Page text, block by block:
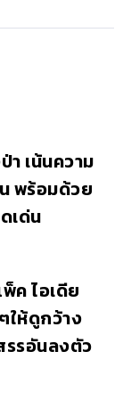
า เน้นความ
พร้อมด้วย
เด่น
ค ไอเดีย
ให้ดูกว้าง
รอันลงตัว